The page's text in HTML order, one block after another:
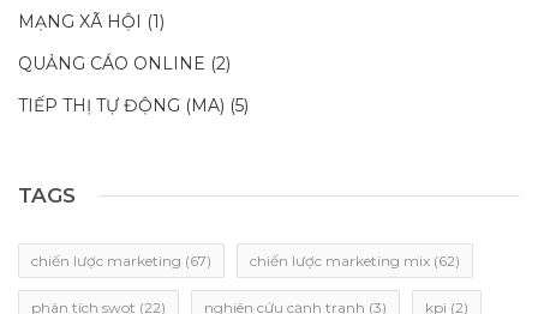
MẠNG XÃ HỘI (1)
QUẢNG CÁO ONLINE (2)
TIẾP THỊ TỰ ĐỘNG (MA) (5)
TAGS
chiến lược marketing (67) chiến lược marketing mix (62)
phân tích swot (22) nghiên cứu cạnh tranh (3) kpi (2)